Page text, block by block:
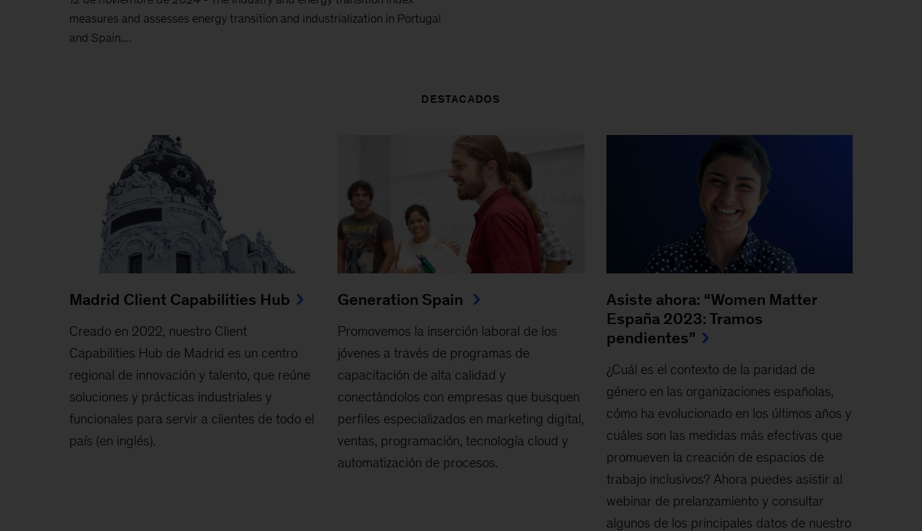
measures and assesses energy transition and industrialization in Portugal
and Spain....
DESTACADOS
Madrid Client Capabilities Hub
Creado en 2022, nuestro Client
Capabilities Hub de Madrid es un centro
regional de innovación y talento, que reúne
soluciones y prácticas industriales y
funcionales para servir a clientes de todo el
país (en inglés).
Generation Spain
Promovemos la inserción laboral de los
jóvenes a través de programas de
capacitación de alta calidad y
conectándolos con empresas que busquen
perfiles especializados en marketing digital,
ventas, programación, tecnología cloud y
automatización de procesos.
Asiste ahora: “Women Matter
España 2023: Tramos
pendientes”
¿Cuál es el contexto de la paridad de
género en las organizaciones españolas,
cómo ha evolucionado en los últimos años y
cuáles son las medidas más efectivas que
promueven la creación de espacios de
trabajo inclusivos? Ahora puedes asistir al
webinar de prelanzamiento y consultar
algunos de los principales datos de nuestro